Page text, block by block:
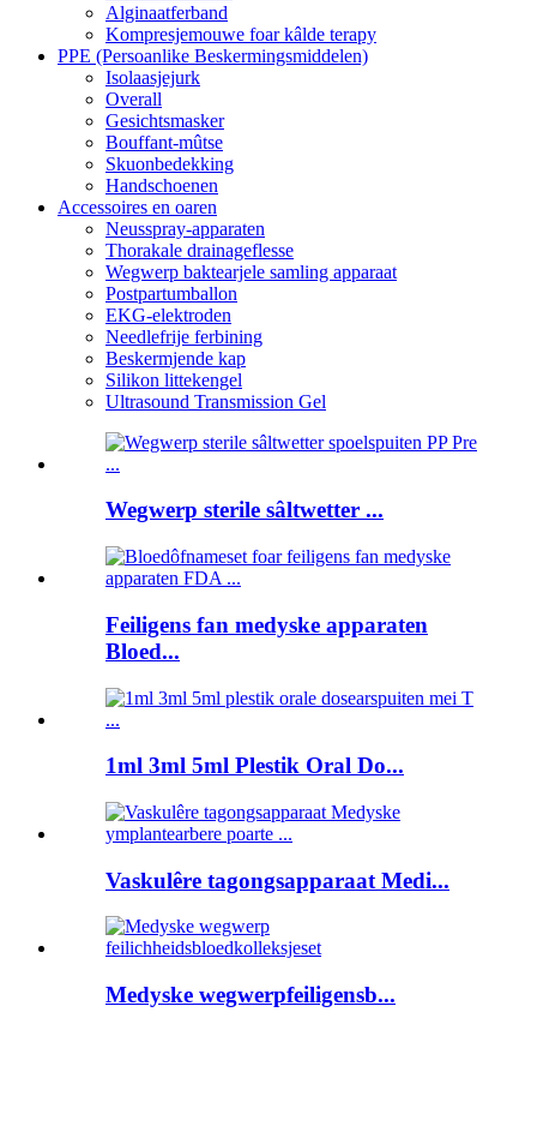
Alginaatferband
Kompresjemouwe foar kâlde terapy
PPE (Persoanlike Beskermingsmiddelen)
Isolaasjejurk
Overall
Gesichtsmasker
Bouffant-mûtse
Skuonbedekking
Handschoenen
Accessoires en oaren
Neusspray-apparaten
Thorakale drainageflesse
Wegwerp baktearjele samling apparaat
Postpartumballon
EKG-elektroden
Needlefrije ferbining
Beskermjende kap
Silikon littekengel
Ultrasound Transmission Gel
Wegwerp sterile sâltwetter ...
Feiligens fan medyske apparaten
Bloed...
1ml 3ml 5ml Plestik Oral Do...
Vaskulêre tagongsapparaat Medi...
Medyske wegwerpfeiligensb...